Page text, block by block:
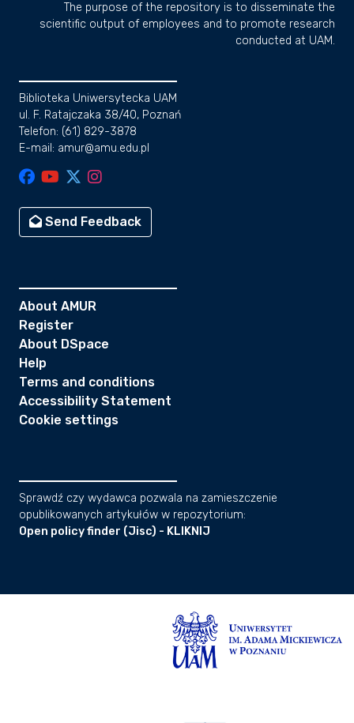
The purpose of the repository is to disseminate the
scientific output of employees and to promote research
conducted at UAM.
Biblioteka Uniwersytecka UAM
ul. F. Ratajczaka 38/40, Poznań
Telefon: (61) 829-3878
E-mail: amur@amu.edu.pl
Send Feedback
About AMUR
Register
About DSpace
Help
Terms and conditions
Accessibility Statement
Cookie settings
Sprawdź czy wydawca pozwala na zamieszczenie
opublikowanych artykułów w repozytorium:
Open policy finder (Jisc) - KLIKNIJ